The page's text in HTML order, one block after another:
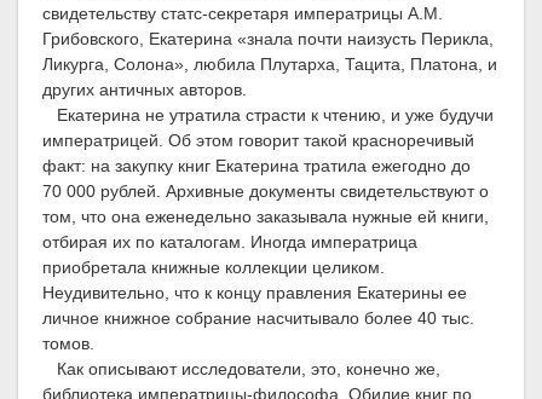
свидетельству статс-секретаря императрицы А.М.
Грибовского, Екатерина «знала почти наизусть Перикла,
Ликурга, Солона», любила Плутарха, Тацита, Платона, и
других античных авторов.
Екатерина не утратила страсти к чтению, и уже будучи
императрицей. Об этом говорит такой красноречивый
факт: на закупку книг Екатерина тратила ежегодно до
70 000 рублей. Архивные документы свидетельствуют о
том, что она еженедельно заказывала нужные ей книги,
отбирая их по каталогам. Иногда императрица
приобретала книжные коллекции целиком.
Неудивительно, что к концу правления Екатерины ее
личное книжное собрание насчитывало более 40 тыс.
томов.
Как описывают исследователи, это, конечно же,
библиотека императрицы-философа. Обилие книг по